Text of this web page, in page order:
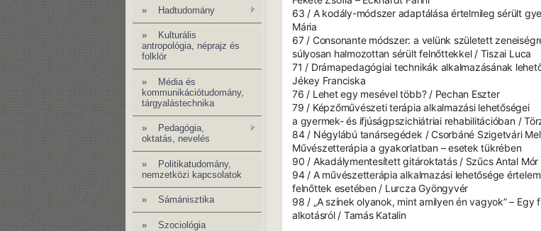
» Hadtudomány
»
Kulturális
antropológia, néprajz és
folklór
»
Média és
kommunikációtudomány,
tárgyalástechnika
»
Pedagógia,
oktatás, nevelés
»
Politikatudomány,
nemzetközi kapcsolatok
» Sámánisztika
» Szociológia
63 / A kodály-módszer adaptálása értelmileg sérült
Mária
67 / Consonante módszer: a velünk született
súlyosan halmozottan sérült felnőttekkel / Tiszai Luca
71 / Drámapedagógiai technikák alkalmazásának
Jékey Franciska
76 / Lehet egy mesével több? / Pechan Eszter
79 / Képzőművészeti terápia alkalmazási lehetőségei
a gyermek- és ifjúságpszichiátriai rehabilitációban /
84 / Négylábú tanársegédek / Csorbáné Szigetvári
Művészetterápia a gyakorlatban – esetek tükrében
90 / Akadálymentesített gitároktatás / Szűcs Antal Mór
94 / A művészetterápia alkalmazási lehetősége
felnőttek esetében / Lurcza Gyöngyvér
98 / „A színek olyanok, mint amilyen én vagyok” – Egy
alkotásról / Tamás Katalin